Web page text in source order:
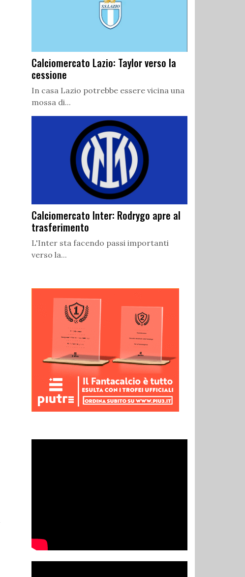
Calciomercato Lazio: Taylor verso la
cessione
In casa Lazio potrebbe essere vicina una
mossa di...
Calciomercato Inter: Rodrygo apre al
trasferimento
L'Inter sta facendo passi importanti
verso la...